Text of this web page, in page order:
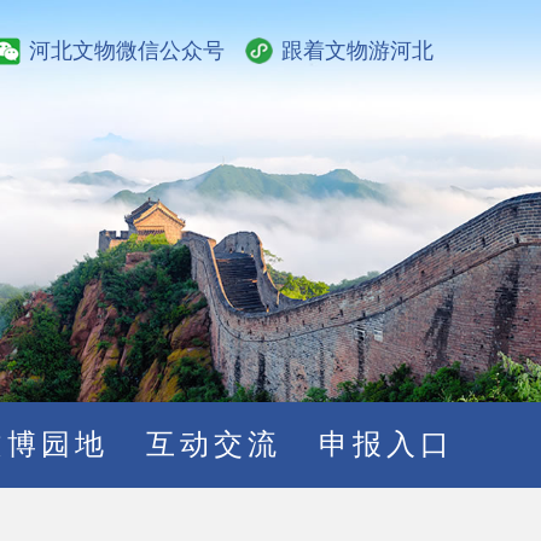
河北文物微信公众号 跟着文物游河北
博园地 互动交流 申报入口